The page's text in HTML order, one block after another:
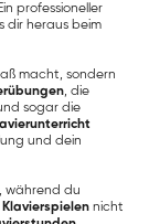
professioneller
dir heraus beim
macht, sondern
, die
sogar die
und dein
während du
Klavierspielen nicht